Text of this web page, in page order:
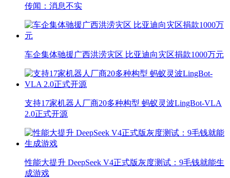
传闻：消息不实
车企集体驰援广西洪涝灾区 比亚迪向灾区捐款1000万元
支持17家机器人厂商20多种构型 蚂蚁灵波LingBot-VLA
2.0正式开源
性能大提升 DeepSeek V4正式版灰度测试：9毛钱就能生
成游戏